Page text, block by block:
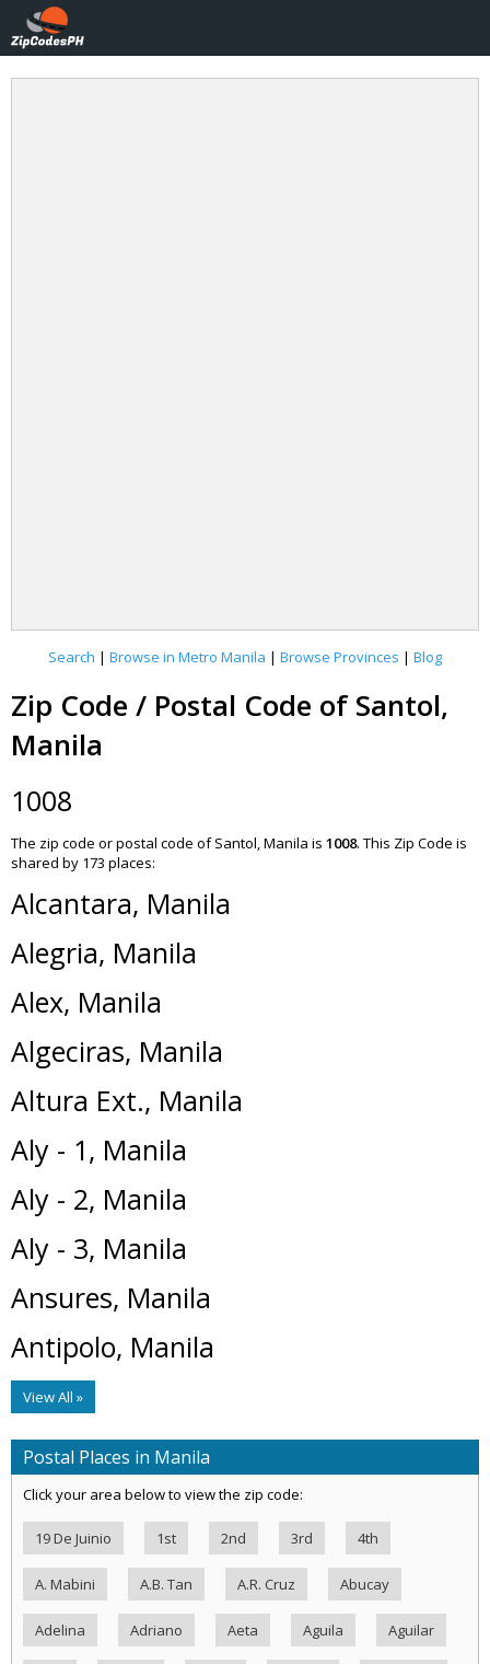
Search | Browse in Metro Manila | Browse Provinces | Blog
Zip Code / Postal Code of Santol,
Manila
1008
The zip code or postal code of Santol, Manila is 1008. This Zip Code is
shared by 173 places:
Alcantara, Manila
Alegria, Manila
Alex, Manila
Algeciras, Manila
Altura Ext., Manila
Aly - 1, Manila
Aly - 2, Manila
Aly - 3, Manila
Ansures, Manila
Antipolo, Manila
View All »
Postal Places in Manila
Click your area below to view the zip code:
19 De Juinio 1st 2nd 3rd 4th
A. Mabini A.B. Tan A.R. Cruz Abucay
Adelina Adriano Aeta Aguila Aguilar